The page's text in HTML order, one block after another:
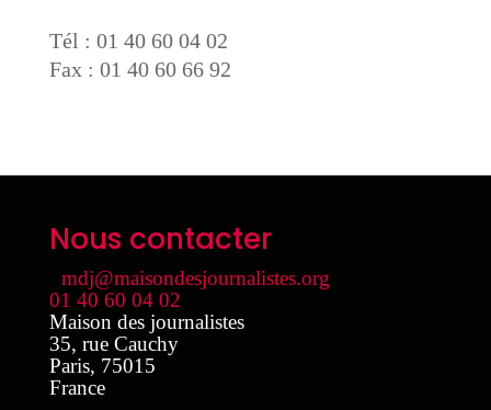
Tél : 01 40 60 04 02
Fax : 01 40 60 66 92
Nous contacter
mdj@maisondesjournalistes.org
01 40 60 04 02
Maison des journalistes
35, rue Cauchy
Paris, 75015
France